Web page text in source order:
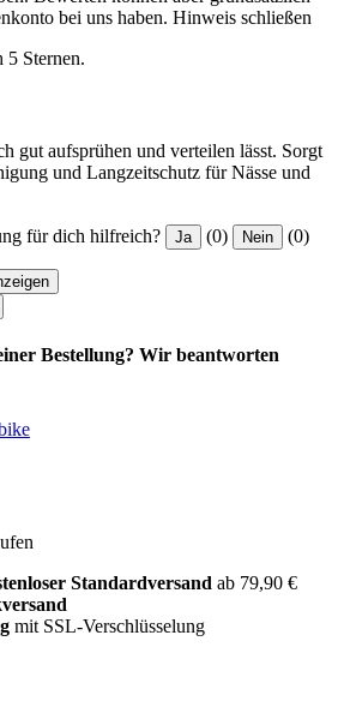
bei uns haben. Hinweis schließen
5 Sternen.
gut aufsprühen und verteilen lässt. Sorgt
und Langzeitschutz für Nässe und
für dich hilfreich? Ja (0) Nein (0)
Bestellung? Wir beantworten
Standardversand ab 79,90 €
mit SSL-Verschlüsselung